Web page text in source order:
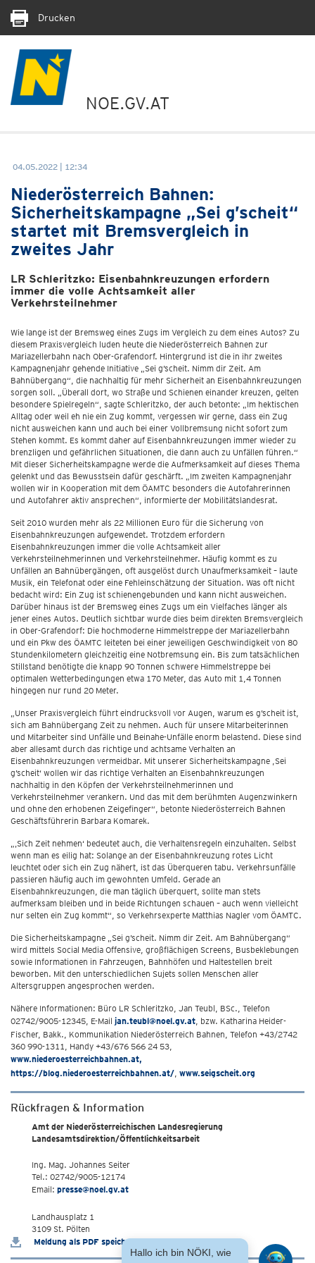
Drucken
NOE.GV.AT
04.05.2022 | 12:34
Niederösterreich Bahnen:
Sicherheitskampagne „Sei g’scheit“
startet mit Bremsvergleich in
zweites Jahr
LR Schleritzko: Eisenbahnkreuzungen erfordern
immer die volle Achtsamkeit aller
Verkehrsteilnehmer
Wie lange ist der Bremsweg eines Zugs im Vergleich zu dem eines Autos? Zu
diesem Praxisvergleich luden heute die Niederösterreich Bahnen zur
Mariazellerbahn nach Ober-Grafendorf. Hintergrund ist die in ihr zweites
Kampagnenjahr gehende Initiative „Sei g’scheit. Nimm dir Zeit. Am
Bahnübergang“, die nachhaltig für mehr Sicherheit an Eisenbahnkreuzungen
sorgen soll. „Überall dort, wo Straße und Schienen einander kreuzen, gelten
besondere Spielregeln“, sagte Schleritzko, der auch betonte: „Im hektischen
Alltag oder weil eh nie ein Zug kommt, vergessen wir gerne, dass ein Zug
nicht ausweichen kann und auch bei einer Vollbremsung nicht sofort zum
Stehen kommt. Es kommt daher auf Eisenbahnkreuzungen immer wieder zu
brenzligen und gefährlichen Situationen, die dann auch zu Unfällen führen.“
Mit dieser Sicherheitskampagne werde die Aufmerksamkeit auf dieses Thema
gelenkt und das Bewusstsein dafür geschärft. „Im zweiten Kampagnenjahr
wollen wir in Kooperation mit dem ÖAMTC besonders die Autofahrerinnen
und Autofahrer aktiv ansprechen“, informierte der Mobilitätslandesrat.
Seit 2010 wurden mehr als 22 Millionen Euro für die Sicherung von
Eisenbahnkreuzungen aufgewendet. Trotzdem erfordern
Eisenbahnkreuzungen immer die volle Achtsamkeit aller
Verkehrsteilnehmerinnen und Verkehrsteilnehmer. Häufig kommt es zu
Unfällen an Bahnübergängen, oft ausgelöst durch Unaufmerksamkeit – laute
Musik, ein Telefonat oder eine Fehleinschätzung der Situation. Was oft nicht
bedacht wird: Ein Zug ist schienengebunden und kann nicht ausweichen.
Darüber hinaus ist der Bremsweg eines Zugs um ein Vielfaches länger als
jener eines Autos. Deutlich sichtbar wurde dies beim direkten Bremsvergleich
in Ober-Grafendorf: Die hochmoderne Himmelstreppe der Mariazellerbahn
und ein Pkw des ÖAMTC leiteten bei einer jeweiligen Geschwindigkeit von 80
Stundenkilometern gleichzeitig eine Notbremsung ein. Bis zum tatsächlichen
Stillstand benötigte die knapp 90 Tonnen schwere Himmelstreppe bei
optimalen Wetterbedingungen etwa 170 Meter, das Auto mit 1,4 Tonnen
hingegen nur rund 20 Meter.
„Unser Praxisvergleich führt eindrucksvoll vor Augen, warum es g’scheit ist,
sich am Bahnübergang Zeit zu nehmen. Auch für unsere Mitarbeiterinnen
und Mitarbeiter sind Unfälle und Beinahe-Unfälle enorm belastend. Diese sind
aber allesamt durch das richtige und achtsame Verhalten an
Eisenbahnkreuzungen vermeidbar. Mit unserer Sicherheitskampagne ,Sei
g’scheit‘ wollen wir das richtige Verhalten an Eisenbahnkreuzungen
nachhaltig in den Köpfen der Verkehrsteilnehmerinnen und
Verkehrsteilnehmer verankern. Und das mit dem berühmten Augenzwinkern
und ohne den erhobenen Zeigefinger“, betonte Niederösterreich Bahnen
Geschäftsführerin Barbara Komarek.
„‚Sich Zeit nehmen‘ bedeutet auch, die Verhaltensregeln einzuhalten. Selbst
wenn man es eilig hat: Solange an der Eisenbahnkreuzung rotes Licht
leuchtet oder sich ein Zug nähert, ist das Überqueren tabu. Verkehrsunfälle
passieren häufig auch im gewohnten Umfeld. Gerade an
Eisenbahnkreuzungen, die man täglich überquert, sollte man stets
aufmerksam bleiben und in beide Richtungen schauen – auch wenn vielleicht
nur selten ein Zug kommt“, so Verkehrsexperte Matthias Nagler vom ÖAMTC.
Die Sicherheitskampagne „Sei g’scheit. Nimm dir Zeit. Am Bahnübergang“
wird mittels Social Media Offensive, großflächigen Screens, Busbeklebungen
sowie Informationen in Fahrzeugen, Bahnhöfen und Haltestellen breit
beworben. Mit den unterschiedlichen Sujets sollen Menschen aller
Altersgruppen angesprochen werden.
Nähere Informationen: Büro LR Schleritzko, Jan Teubl, BSc., Telefon
02742/9005-12345, E-Mail jan.teubl@noel.gv.at, bzw. Katharina Heider-
Fischer, Bakk., Kommunikation Niederösterreich Bahnen, Telefon +43/2742
360 990-1311, Handy +43/676 566 24 53,
www.niederoesterreichbahnen.at,
https://blog.niederoesterreichbahnen.at/, www.seigscheit.org
Rückfragen & Information
Amt der Niederösterreichischen Landesregierung
Landesamtsdirektion/Öffentlichkeitsarbeit
Ing. Mag. Johannes Seiter
Tel.: 02742/9005-12174
Email: presse@noel.gv.at
Landhausplatz 1
3109 St. Pölten
Meldung als PDF speichern
Hallo ich bin NÖKI, wie